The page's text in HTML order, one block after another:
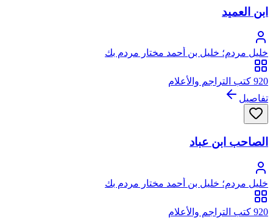
ابن العميد
خليل مردم؛ خليل بن أحمد مختار مردم بك
920 كتب التراجم والأعلام
تفاصيل
الصاحب ابن عباد
خليل مردم؛ خليل بن أحمد مختار مردم بك
920 كتب التراجم والأعلام